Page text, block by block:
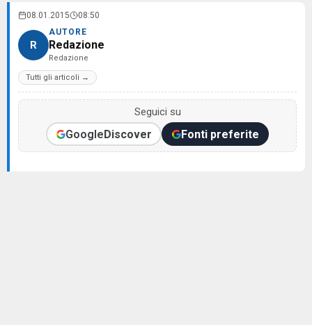
08.01.2015 08:50
R
AUTORE
Redazione
Redazione
Tutti gli articoli →
Seguici su
GoogleDiscover Fonti preferite